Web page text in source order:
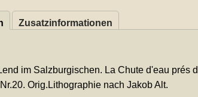
Zusatzinformationen
im Salzburgischen. La Chute d'eau prés
Orig.Lithographie nach Jakob Alt.